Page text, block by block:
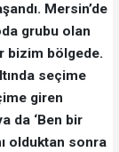
Mersin’de
grubu olan
bizim bölgede.
seçime
giren
da ‘Ben bir
olduktan sonra